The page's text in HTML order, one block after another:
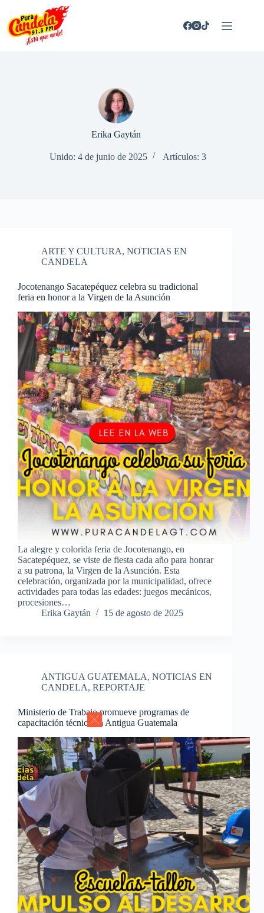
contenido
Erika Gaytán
Unido: 4 de junio de 2025 Artículos: 3
ARTE Y CULTURA, NOTICIAS EN
CANDELA
Jocotenango Sacatepéquez celebra su tradicional
feria en honor a la Virgen de la Asunción
La alegre y colorida feria de Jocotenango, en
Sacatepéquez, se viste de fiesta cada año para honrar
a su patrona, la Virgen de la Asunción. Esta
celebración, organizada por la municipalidad, ofrece
actividades para todas las edades: juegos mecánicos,
procesiones…
Erika Gaytán
15 de agosto de 2025
ANTIGUA GUATEMALA, NOTICIAS EN
CANDELA, REPORTAJE
Ministerio de Trabajo promueve programas de
capacitación técnica en Antigua Guatemala